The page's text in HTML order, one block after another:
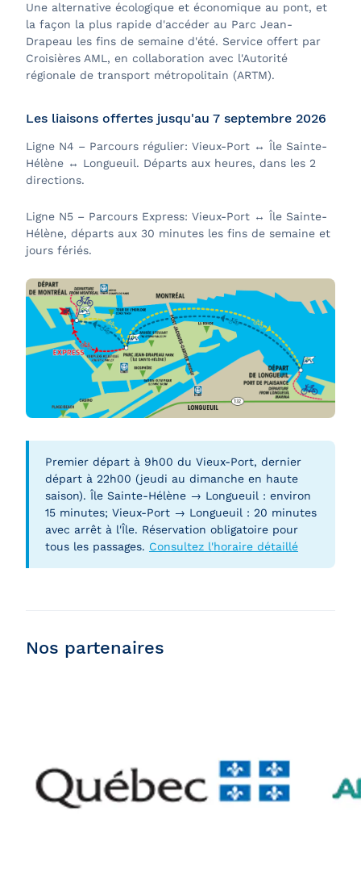
Une alternative écologique et économique au pont, et
la façon la plus rapide d'accéder au Parc Jean-
Drapeau les fins de semaine d'été. Service offert par
Croisières AML, en collaboration avec l'Autorité
régionale de transport métropolitain (ARTM).
Les liaisons offertes jusqu'au 7 septembre 2026
Ligne N4 – Parcours régulier: Vieux-Port ↔ Île Sainte-
Hélène ↔ Longueuil. Départs aux heures, dans les 2
directions.
Ligne N5 – Parcours Express: Vieux-Port ↔ Île Sainte-
Hélène, départs aux 30 minutes les fins de semaine et
jours fériés.
Premier départ à 9h00 du Vieux-Port, dernier
départ à 22h00 (jeudi au dimanche en haute
saison). Île Sainte-Hélène → Longueuil : environ
15 minutes; Vieux-Port → Longueuil : 20 minutes
avec arrêt à l'Île. Réservation obligatoire pour
tous les passages. Consultez l'horaire détaillé
Nos partenaires